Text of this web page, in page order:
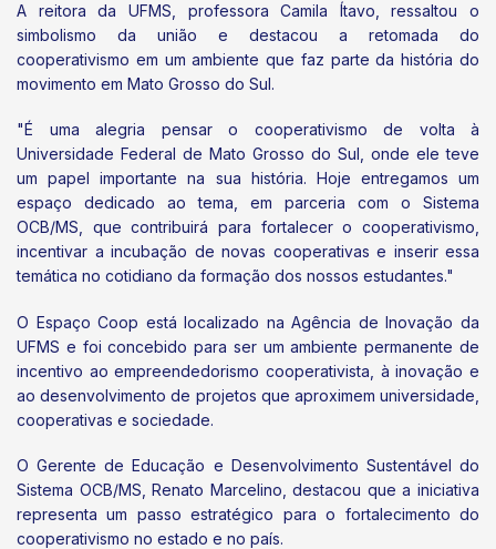
A reitora da UFMS, professora Camila Ítavo, ressaltou o
simbolismo da união e destacou a retomada do
cooperativismo em um ambiente que faz parte da história do
movimento em Mato Grosso do Sul.
"É uma alegria pensar o cooperativismo de volta à
Universidade Federal de Mato Grosso do Sul, onde ele teve
um papel importante na sua história. Hoje entregamos um
espaço dedicado ao tema, em parceria com o Sistema
OCB/MS, que contribuirá para fortalecer o cooperativismo,
incentivar a incubação de novas cooperativas e inserir essa
temática no cotidiano da formação dos nossos estudantes."
O Espaço Coop está localizado na Agência de Inovação da
UFMS e foi concebido para ser um ambiente permanente de
incentivo ao empreendedorismo cooperativista, à inovação e
ao desenvolvimento de projetos que aproximem universidade,
cooperativas e sociedade.
O Gerente de Educação e Desenvolvimento Sustentável do
Sistema OCB/MS, Renato Marcelino, destacou que a iniciativa
representa um passo estratégico para o fortalecimento do
cooperativismo no estado e no país.